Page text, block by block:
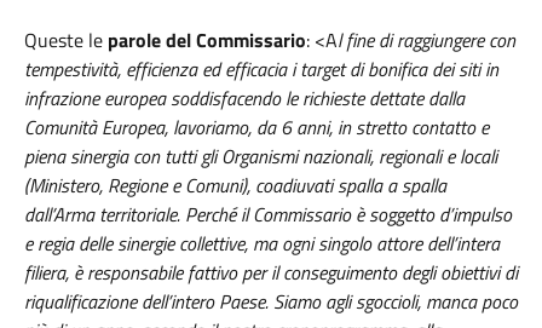
Queste le parole del Commissario: <Al fine di raggiungere con
tempestività, efficienza ed efficacia i target di bonifica dei siti in
infrazione europea soddisfacendo le richieste dettate dalla
Comunità Europea, lavoriamo, da 6 anni, in stretto contatto e
piena sinergia con tutti gli Organismi nazionali, regionali e locali
(Ministero, Regione e Comuni), coadiuvati spalla a spalla
dall’Arma territoriale. Perché il Commissario è soggetto d’impulso
e regia delle sinergie collettive, ma ogni singolo attore dell’intera
filiera, è responsabile fattivo per il conseguimento degli obiettivi di
riqualificazione dell’intero Paese. Siamo agli sgoccioli, manca poco